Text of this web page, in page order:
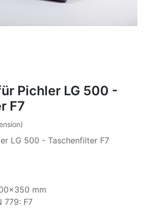
Pichler LG 500 -
F7
LG 500 - Taschenfilter F7
mm
779: F7